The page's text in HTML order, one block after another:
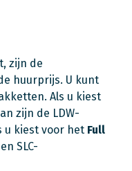
zijn de
huurprijs. U kunt
Als u kiest
zijn de LDW-
u kiest voor het Full
SLC-